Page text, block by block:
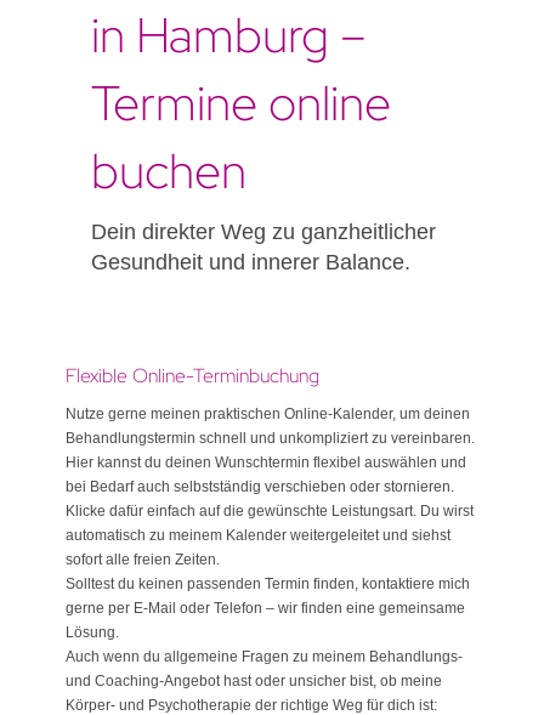
in Hamburg –
Termine online
buchen
Dein direkter Weg zu ganzheitlicher
Gesundheit und innerer Balance.
Flexible Online-Terminbuchung
Nutze gerne meinen praktischen Online-Kalender, um deinen
Behandlungstermin schnell und unkompliziert zu vereinbaren.
Hier kannst du deinen Wunschtermin flexibel auswählen und
bei Bedarf auch selbstständig verschieben oder stornieren.
Klicke dafür einfach auf die gewünschte Leistungsart. Du wirst
automatisch zu meinem Kalender weitergeleitet und siehst
sofort alle freien Zeiten.
Solltest du keinen passenden Termin finden, kontaktiere mich
gerne per E-Mail oder Telefon – wir finden eine gemeinsame
Lösung.
Auch wenn du allgemeine Fragen zu meinem Behandlungs-
und Coaching-Angebot hast oder unsicher bist, ob meine
Körper- und Psychotherapie der richtige Weg für dich ist: